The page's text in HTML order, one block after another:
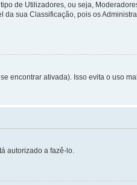
de Utilizadores, ou seja,
sua Classificação, pois os
encontrar ativada). Isso evita o uso
autorizado a fazê-lo.